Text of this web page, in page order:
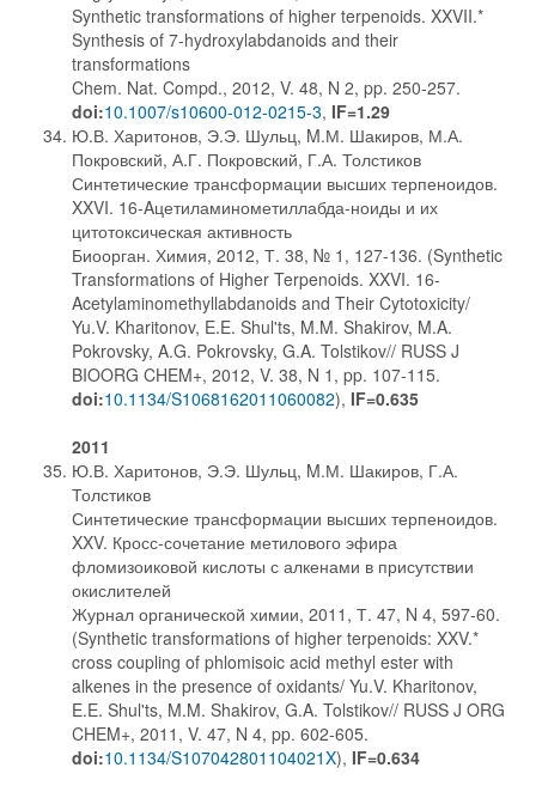
Synthetic transformations of higher terpenoids. XXVII.*
Synthesis of 7-hydroxylabdanoids and their
transformations
Chem. Nat. Compd., 2012, V. 48, N 2, pp. 250-257.
doi:10.1007/s10600-012-0215-3, IF=1.29
Ю.В. Харитонов, Э.Э. Шульц, M.М. Шакиров, М.А.
Покровский, А.Г. Покровский, Г.А. Толстиков
Синтетические трансформации высших терпеноидов.
XXVI. 16-Aцетиламинометиллабда-ноиды и их
цитотоксическая активность
Биоорган. Химия, 2012, Т. 38, № 1, 127-136. (Synthetic
Transformations of Higher Terpenoids. XXVI. 16-
Acetylaminomethyllabdanoids and Their Cytotoxicity/
Yu.V. Kharitonov, E.E. Shul'ts, M.M. Shakirov, M.A.
Pokrovsky, A.G. Pokrovsky, G.A. Tolstikov// RUSS J
BIOORG CHEM+, 2012, V. 38, N 1, pp. 107-115.
doi:10.1134/S1068162011060082), IF=0.635
2011
Ю.В. Харитонов, Э.Э. Шульц, M.М. Шакиров, Г.А.
Толстиков
Синтетические трансформации высших терпеноидов.
XXV. Кросс-сочетание метилового эфира
фломизоиковой кислоты с алкенами в присутствии
окислителей
Журнал органической химии, 2011, Т. 47, N 4, 597-60.
(Synthetic transformations of higher terpenoids: XXV.*
cross coupling of phlomisoic acid methyl ester with
alkenes in the presence of oxidants/ Yu.V. Kharitonov,
E.E. Shul'ts, M.M. Shakirov, G.A. Tolstikov// RUSS J ORG
CHEM+, 2011, V. 47, N 4, pp. 602-605.
doi:10.1134/S107042801104021X), IF=0.634